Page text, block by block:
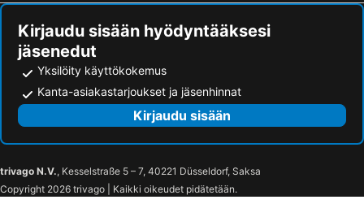
Rådhustorget
Norrlandsoperan
Kirjaudu sisään hyödyntääksesi
jäsenedut
Yksilöity käyttökokemus
Kanta-asiakastarjoukset ja jäsenhinnat
Kirjaudu sisään
trivago N.V., Kesselstraße 5 – 7, 40221 Düsseldorf, Saksa
Copyright 2026 trivago | Kaikki oikeudet pidätetään.